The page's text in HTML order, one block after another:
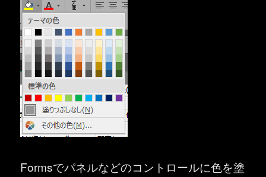
Formsでパネルなどのコントロールに色を塗